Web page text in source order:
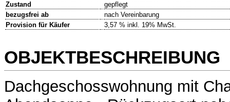
Zustand
gepflegt
bezugsfrei ab
nach Vereinbarung
Provision für Käufer
3,57 % inkl. 19% MwSt.
OBJEKTBESCHREIBUNG
Dachgeschosswohnung mit